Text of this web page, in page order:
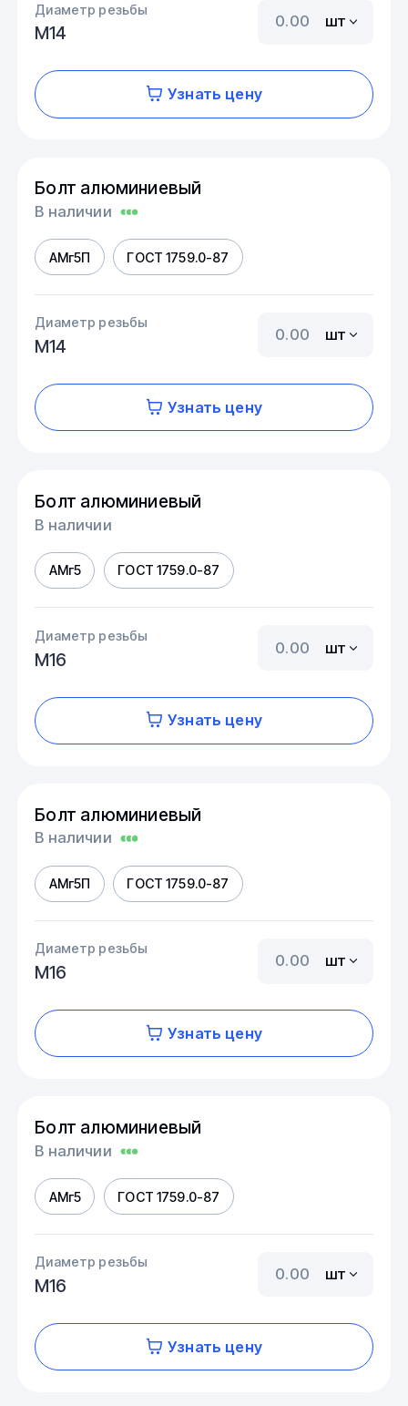
Диаметр резьбы
М14
шт
Узнать цену
Болт алюминиевый
В наличии
АМг5П ГОСТ 1759.0-87
Диаметр резьбы
М14
шт
Узнать цену
Болт алюминиевый
В наличии
АМг5 ГОСТ 1759.0-87
Диаметр резьбы
М16
шт
Узнать цену
Болт алюминиевый
В наличии
АМг5П ГОСТ 1759.0-87
Диаметр резьбы
М16
шт
Узнать цену
Болт алюминиевый
В наличии
АМг5 ГОСТ 1759.0-87
Диаметр резьбы
М16
шт
Узнать цену